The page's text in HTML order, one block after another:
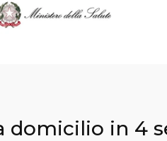
domicilio in 4